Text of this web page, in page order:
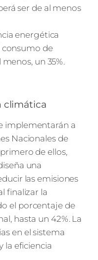
ser de al menos
energética
de
un 35%.
climática
implementarán a
Nacionales de
de ellos,
una
las emisiones
finalizar la
el porcentaje de
hasta un 42%. La
en el sistema
la eficiencia